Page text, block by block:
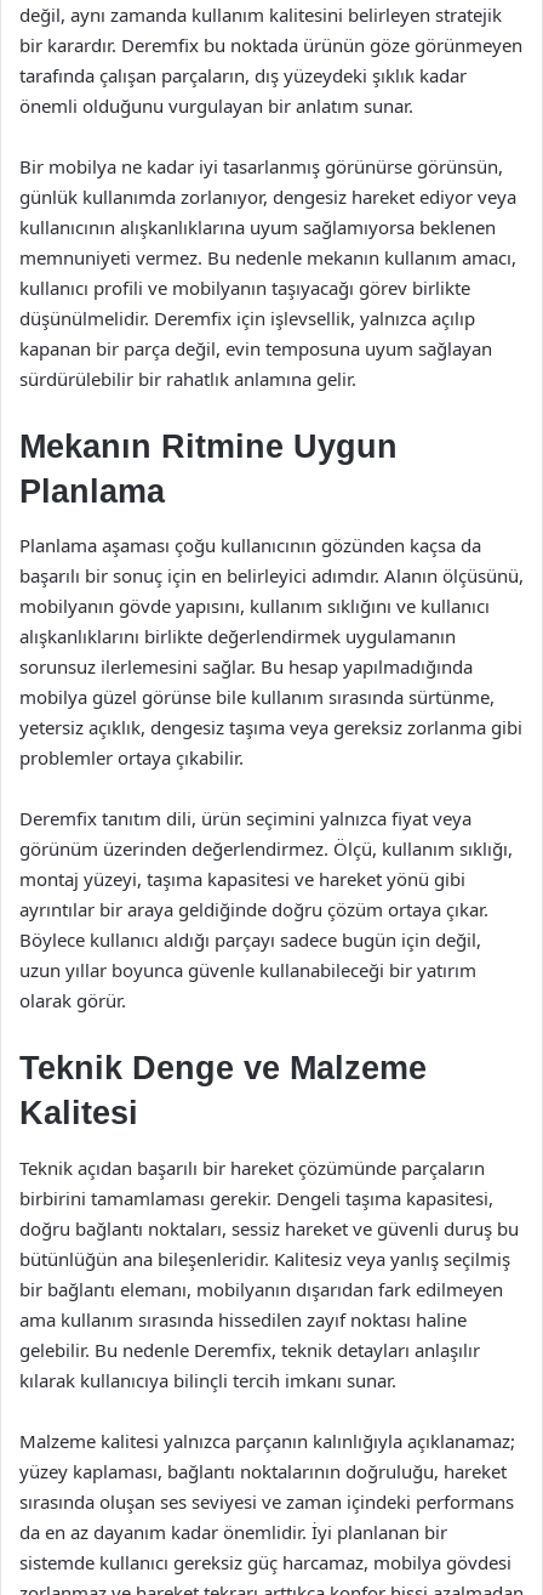
değil, aynı zamanda kullanım kalitesini belirleyen stratejik
bir karardır. Deremfix bu noktada ürünün göze görünmeyen
tarafında çalışan parçaların, dış yüzeydeki şıklık kadar
önemli olduğunu vurgulayan bir anlatım sunar.
Bir mobilya ne kadar iyi tasarlanmış görünürse görünsün,
günlük kullanımda zorlanıyor, dengesiz hareket ediyor veya
kullanıcının alışkanlıklarına uyum sağlamıyorsa beklenen
memnuniyeti vermez. Bu nedenle mekanın kullanım amacı,
kullanıcı profili ve mobilyanın taşıyacağı görev birlikte
düşünülmelidir. Deremfix için işlevsellik, yalnızca açılıp
kapanan bir parça değil, evin temposuna uyum sağlayan
sürdürülebilir bir rahatlık anlamına gelir.
Mekanın Ritmine Uygun
Planlama
Planlama aşaması çoğu kullanıcının gözünden kaçsa da
başarılı bir sonuç için en belirleyici adımdır. Alanın ölçüsünü,
mobilyanın gövde yapısını, kullanım sıklığını ve kullanıcı
alışkanlıklarını birlikte değerlendirmek uygulamanın
sorunsuz ilerlemesini sağlar. Bu hesap yapılmadığında
mobilya güzel görünse bile kullanım sırasında sürtünme,
yetersiz açıklık, dengesiz taşıma veya gereksiz zorlanma gibi
problemler ortaya çıkabilir.
Deremfix tanıtım dili, ürün seçimini yalnızca fiyat veya
görünüm üzerinden değerlendirmez. Ölçü, kullanım sıklığı,
montaj yüzeyi, taşıma kapasitesi ve hareket yönü gibi
ayrıntılar bir araya geldiğinde doğru çözüm ortaya çıkar.
Böylece kullanıcı aldığı parçayı sadece bugün için değil,
uzun yıllar boyunca güvenle kullanabileceği bir yatırım
olarak görür.
Teknik Denge ve Malzeme
Kalitesi
Teknik açıdan başarılı bir hareket çözümünde parçaların
birbirini tamamlaması gerekir. Dengeli taşıma kapasitesi,
doğru bağlantı noktaları, sessiz hareket ve güvenli duruş bu
bütünlüğün ana bileşenleridir. Kalitesiz veya yanlış seçilmiş
bir bağlantı elemanı, mobilyanın dışarıdan fark edilmeyen
ama kullanım sırasında hissedilen zayıf noktası haline
gelebilir. Bu nedenle Deremfix, teknik detayları anlaşılır
kılarak kullanıcıya bilinçli tercih imkanı sunar.
Malzeme kalitesi yalnızca parçanın kalınlığıyla açıklanamaz;
yüzey kaplaması, bağlantı noktalarının doğruluğu, hareket
sırasında oluşan ses seviyesi ve zaman içindeki performans
da en az dayanım kadar önemlidir. İyi planlanan bir
sistemde kullanıcı gereksiz güç harcamaz, mobilya gövdesi